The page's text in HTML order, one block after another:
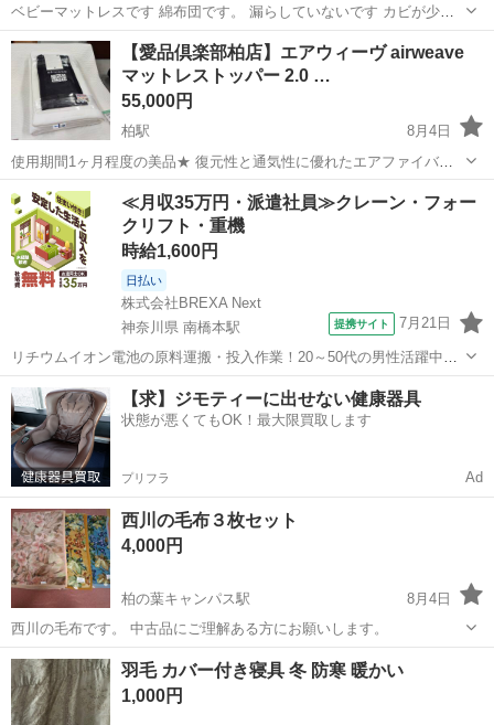
ベビーマットレスです 綿布団です。 漏らしていないです カビが少し
ついています。 カバーは洗いましたが黒い色は取れず、本体も少し黒
くなっていて拭きましたが取れませんでした
千葉 千葉市 東千葉駅 寝具
【愛品倶楽部柏店】エアウィーヴ airweave
マットレストッパー 2.0 …
55,000円
柏駅
8月4日
使用期間1ヶ月程度の美品★ 復元性と通気性に優れたエアファイバー
で有名な、エアウィーヴのマットレストッパーです！ 今お使いの寝具
に重ねるだけで寝心地をアップグレードできます♪ 3分割された中材の
組み替えで自分好みの硬さ...
千葉 柏市 柏駅 寝具
≪月収35万円・派遣社員≫クレーン・フォー
クリフト・重機
時給1,600円
日払い
株式会社BREXA Next
神奈川県 南橋本駅
提携サイト 7月21日
リチウムイオン電池の原料運搬・投入作業！20～50代の男性活躍中★
ワンルーム寮完備！赴任旅費会社負担！年間休日130日★フォークリフ
ト免許お持ちの方、活躍中！就業先食堂利用可★《神奈川県相模原
市》 人気の工場のお仕事 ◇電...
神奈川 相模原市 南橋本駅 その他
【求】ジモティーに出せない健康器具
状態が悪くてもOK！最大限買取します
プリフラ Ad
西川の毛布３枚セット
4,000円
柏の葉キャンパス駅
8月4日
西川の毛布です。 中古品にご理解ある方にお願いします。
千葉 柏市 柏の葉キャンパス駅 寝具
羽毛 カバー付き寝具 冬 防寒 暖かい
1,000円